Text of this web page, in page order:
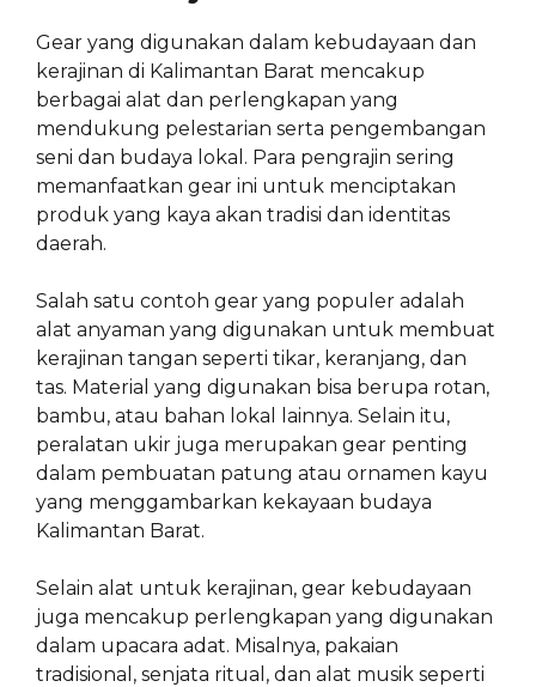
Gear yang digunakan dalam kebudayaan dan
kerajinan di Kalimantan Barat mencakup
berbagai alat dan perlengkapan yang
mendukung pelestarian serta pengembangan
seni dan budaya lokal. Para pengrajin sering
memanfaatkan gear ini untuk menciptakan
produk yang kaya akan tradisi dan identitas
daerah.
Salah satu contoh gear yang populer adalah
alat anyaman yang digunakan untuk membuat
kerajinan tangan seperti tikar, keranjang, dan
tas. Material yang digunakan bisa berupa rotan,
bambu, atau bahan lokal lainnya. Selain itu,
peralatan ukir juga merupakan gear penting
dalam pembuatan patung atau ornamen kayu
yang menggambarkan kekayaan budaya
Kalimantan Barat.
Selain alat untuk kerajinan, gear kebudayaan
juga mencakup perlengkapan yang digunakan
dalam upacara adat. Misalnya, pakaian
tradisional, senjata ritual, dan alat musik seperti